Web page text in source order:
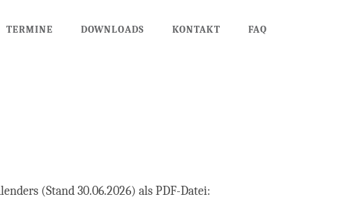
TERMINE DOWNLOADS KONTAKT FAQ
(Stand 30.06.2026) als PDF-Datei: